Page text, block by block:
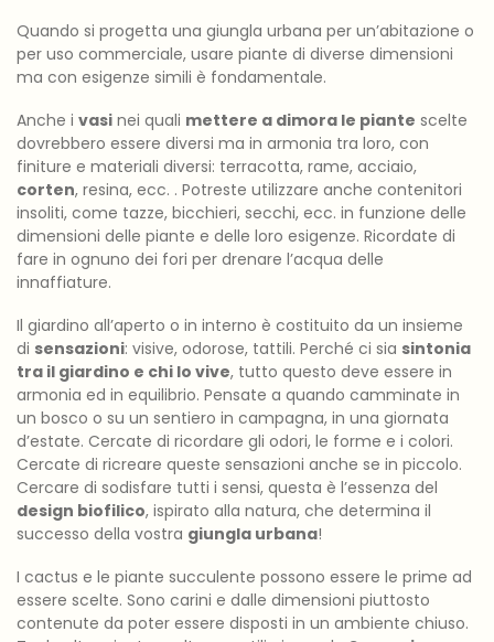
Quando si progetta una giungla urbana per un’abitazione o
per uso commerciale, usare piante di diverse dimensioni
ma con esigenze simili è fondamentale.
Anche i vasi nei quali mettere a dimora le piante scelte
dovrebbero essere diversi ma in armonia tra loro, con
finiture e materiali diversi: terracotta, rame, acciaio,
corten, resina, ecc. . Potreste utilizzare anche contenitori
insoliti, come tazze, bicchieri, secchi, ecc. in funzione delle
dimensioni delle piante e delle loro esigenze. Ricordate di
fare in ognuno dei fori per drenare l’acqua delle
innaffiature.
Il giardino all’aperto o in interno è costituito da un insieme
di sensazioni: visive, odorose, tattili. Perché ci sia sintonia
tra il giardino e chi lo vive, tutto questo deve essere in
armonia ed in equilibrio. Pensate a quando camminate in
un bosco o su un sentiero in campagna, in una giornata
d’estate. Cercate di ricordare gli odori, le forme e i colori.
Cercate di ricreare queste sensazioni anche se in piccolo.
Cercare di sodisfare tutti i sensi, questa è l’essenza del
design biofilico, ispirato alla natura, che determina il
successo della vostra giungla urbana!
I cactus e le piante succulente possono essere le prime ad
essere scelte. Sono carini e dalle dimensioni piuttosto
contenute da poter essere disposti in un ambiente chiuso.